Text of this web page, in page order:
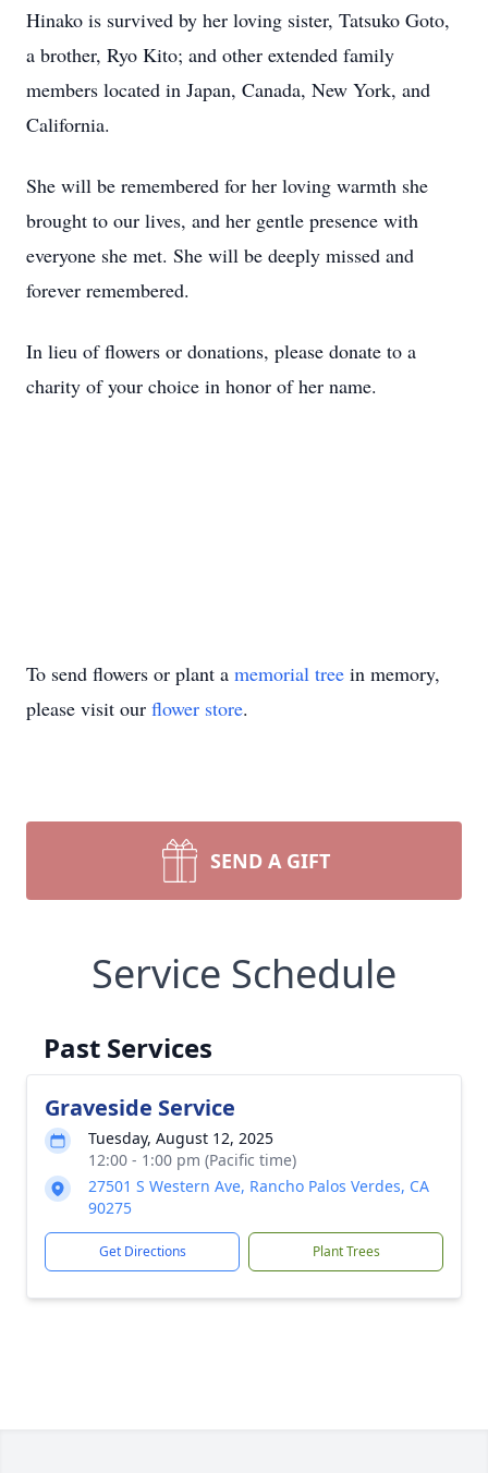
Hinako is survived by her loving sister, Tatsuko Goto,
a brother, Ryo Kito; and other extended family
members located in Japan, Canada, New York, and
California.
She will be remembered for her loving warmth she
brought to our lives, and her gentle presence with
everyone she met. She will be deeply missed and
forever remembered.
In lieu of flowers or donations, please donate to a
charity of your choice in honor of her name.
To send flowers or plant a memorial tree in memory,
please visit our flower store.
SEND A GIFT
Service Schedule
Past Services
Graveside Service
Tuesday, August 12, 2025
12:00 - 1:00 pm (Pacific time)
27501 S Western Ave, Rancho Palos Verdes, CA
90275
Get Directions Plant Trees